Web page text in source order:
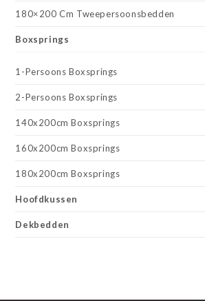
180×200 Cm Tweepersoonsbedden
Boxsprings
1-Persoons Boxsprings
2-Persoons Boxsprings
140x200cm Boxsprings
160x200cm Boxsprings
180x200cm Boxsprings
Hoofdkussen
Dekbedden